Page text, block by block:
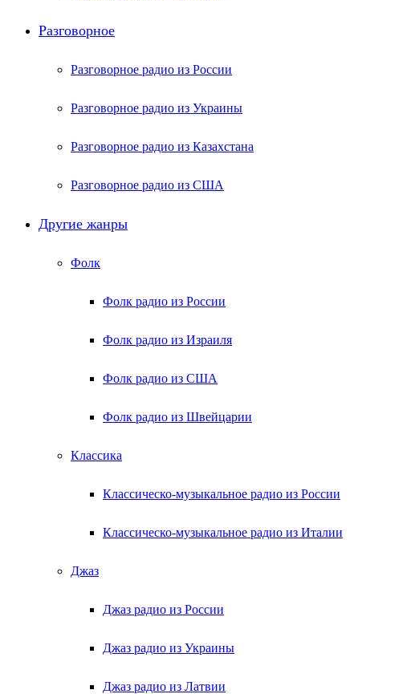
Разговорное
Разговорное радио из России
Разговорное радио из Украины
Разговорное радио из Казахстана
Разговорное радио из США
Другие жанры
Фолк
Фолк радио из России
Фолк радио из Израиля
Фолк радио из США
Фолк радио из Швейцарии
Классика
Классическо-музыкальное радио из России
Классическо-музыкальное радио из Италии
Джаз
Джаз радио из России
Джаз радио из Украины
Джаз радио из Латвии